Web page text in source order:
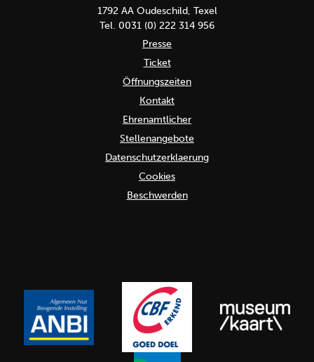
1792 AA Oudeschild, Texel
Tel. 0031 (0) 222 314 956
Presse
Ticket
Öffnungszeiten
Kontakt
Ehrenamtlicher
Stellenangebote
Datenschutzerklaerung
Cookies
Beschwerden